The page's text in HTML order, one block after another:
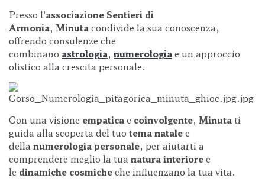
Presso l’associazione Sentieri di
Armonia, Minutacondivide la sua conoscenza,
offrendo consulenze che
combinano astrologia, numerologiae un approccio
olistico alla crescita personale.
Con una visione empaticae coinvolgente, Minutati
guida alla scoperta del tuo tema natalee
della numerologia personale, per aiutarti a
comprendere meglio la tua natura interioree
le dinamiche cosmicheche influenzano la tua vita.